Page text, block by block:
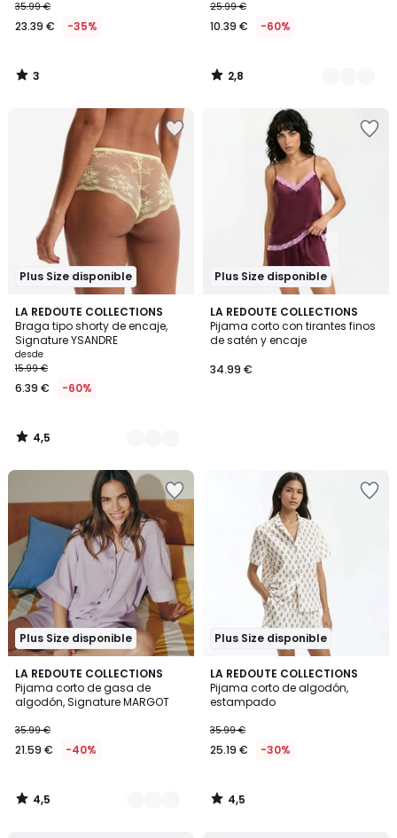
35.99 €
23.39 € -35%
3
/
25.99 €
10.39 € -60%
2,8
/
Plus Size disponible
LA REDOUTE COLLECTIONS
Braga tipo shorty de encaje,
Signature YSANDRE
desde
15.99 €
6.39 € -60%
4,5
/ 5
3
Colores
4,5
/
Plus Size disponible
LA REDOUTE COLLECTIONS
Pijama corto con tirantes finos
de satén y encaje
34.99 €
Plus Size disponible
LA REDOUTE COLLECTIONS
Pijama corto de gasa de
algodón, Signature MARGOT
35.99 €
21.59 € -40%
4,5
/ 5
3
Colores
4,5
/
Plus Size disponible
LA REDOUTE COLLECTIONS
Pijama corto de algodón,
estampado
35.99 €
25.19 € -30%
4,5
/ 5
4,5
/